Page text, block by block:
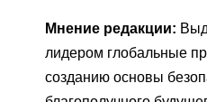
Мнение редакции:
лидером глобальные
созданию основы